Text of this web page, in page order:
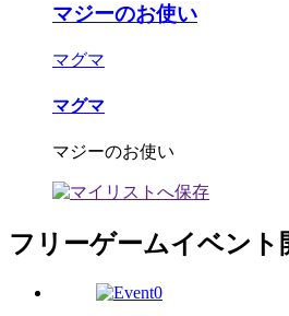
マジーのお使い
マグマ
マグマ
マジーのお使い
フリーゲームイベント